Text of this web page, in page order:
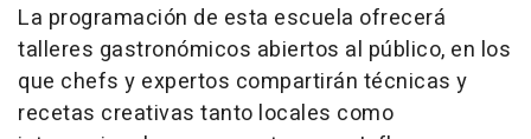
La programación de esta escuela ofrecerá
talleres gastronómicos abiertos al público, en los
que chefs y expertos compartirán técnicas y
recetas creativas tanto locales como